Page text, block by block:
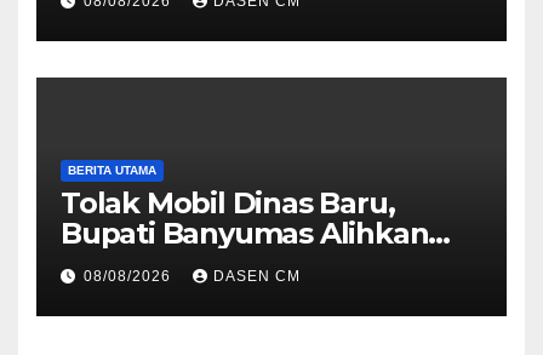
Politik dan Soliditas
Antarmatra
BERITA UTAMA
Tolak Mobil Dinas Baru,
Bupati Banyumas Alihkan
Anggaran Rp 1,7 Miliar untuk
90 Motor Listrik
08/08/2026 DASEN CM